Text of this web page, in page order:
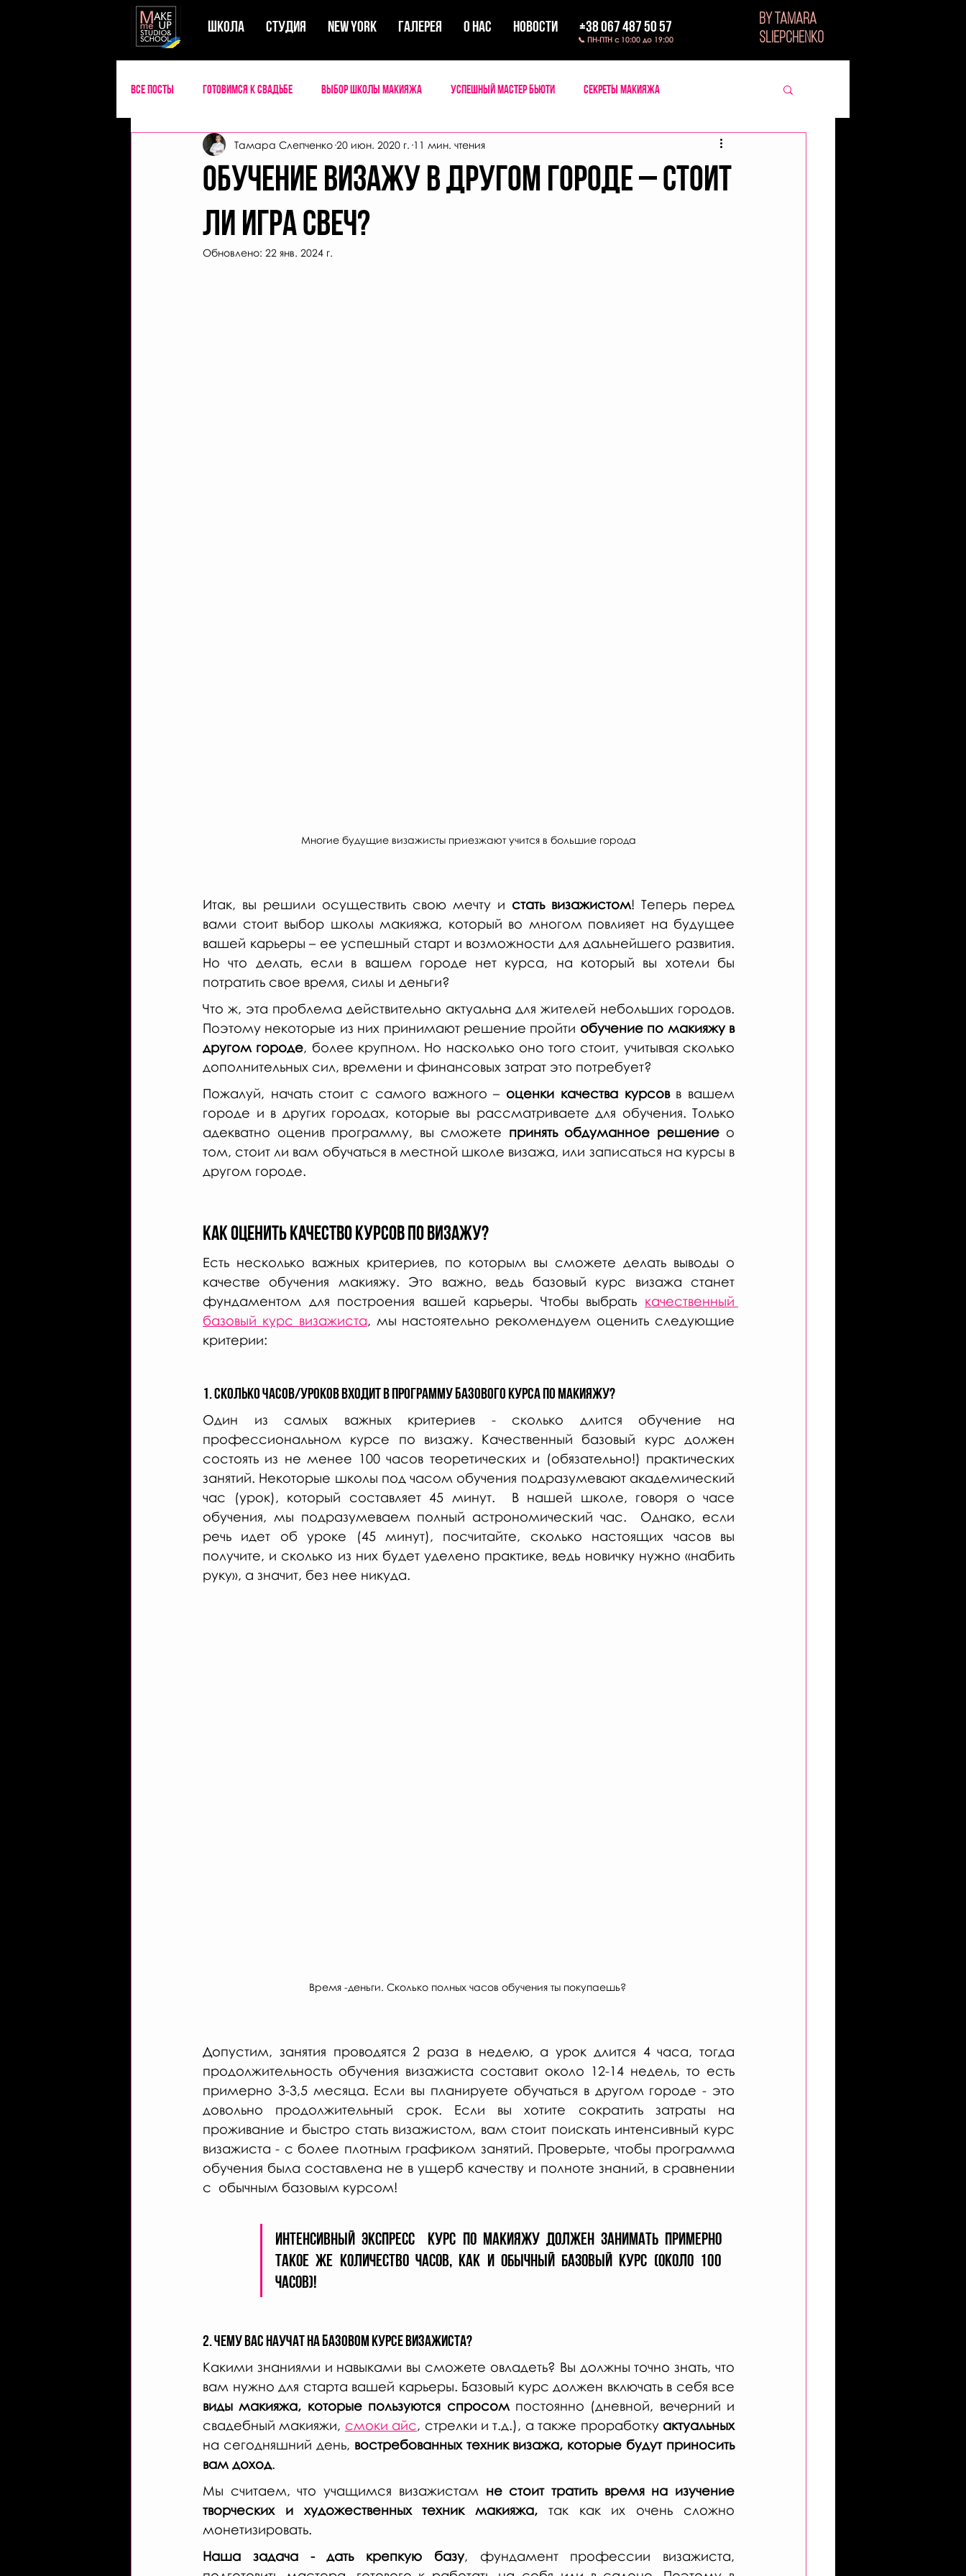
ШКОЛА СТУДИЯ New York ГАЛЕРЕЯ О НАС НОВОСТИ +38 067 487 50 57
📞 ПН-ПТН с 10:00 до 19:00
BY TAMARA
SLIEPCHENKO
Все посты Готовимся к свадьбе Выбор школы макияжа Успешный мастер бьюти Секреты макияжа
Словарь визажиста
Обучение визажу в другом городе – стоит
ли игра свеч?
Тамара Слепченко 20 июн. 2020 г. 11 мин. чтения
Обновлено: 22 янв. 2024 г.
Многие будущие визажисты приезжают учится в большие города
Итак, вы решили осуществить свою мечту и стать визажистом! Теперь перед
вами стоит выбор школы макияжа, который во многом повлияет на будущее
вашей карьеры – ее успешный старт и возможности для дальнейшего развития.
Но что делать, если в вашем городе нет курса, на который вы хотели бы
потратить свое время, силы и деньги?
Что ж, эта проблема действительно актуальна для жителей небольших городов.
Поэтому некоторые из них принимают решение пройти обучение по макияжу в
другом городе, более крупном. Но насколько оно того стоит, учитывая сколько
дополнительных сил, времени и финансовых затрат это потребует?
Пожалуй, начать стоит с самого важного – оценки качества курсов в вашем
городе и в других городах, которые вы рассматриваете для обучения. Только
адекватно оценив программу, вы сможете принять обдуманное решение о
том, стоит ли вам обучаться в местной школе визажа, или записаться на курсы в
другом городе.
Как оценить качество курсов по визажу?
Есть несколько важных критериев, по которым вы сможете делать выводы о
качестве обучения макияжу. Это важно, ведь базовый курс визажа станет
фундаментом для построения вашей карьеры. Чтобы выбрать качественный
базовый курс визажиста, мы настоятельно рекомендуем оценить следующие
критерии:
1. Сколько часов/уроков входит в программу базового курса по макияжу?
Один из самых важных критериев - сколько длится обучение на
профессиональном курсе по визажу. Качественный базовый курс должен
состоять из не менее 100 часов теоретических и (обязательно!) практических
занятий. Некоторые школы под часом обучения подразумевают академический
час (урок), который составляет 45 минут.
В нашей школе, говоря о часе
обучения, мы подразумеваем полный астрономический час.  Однако, если
речь идет об уроке (45 минут), посчитайте, сколько настоящих часов вы
получите, и сколько из них будет уделено практике, ведь новичку нужно «набить
руку», а значит, без нее никуда.
Время -деньги. Сколько полных часов обучения ты покупаешь?
Допустим, занятия проводятся 2 раза в неделю, а урок длится 4 часа, тогда
продолжительность обучения визажиста составит около 12-14 недель, то есть
примерно 3-3,5 месяца. Если вы планируете обучаться в другом городе - это
довольно продолжительный срок. Если вы хотите сократить затраты на
проживание и быстро стать визажистом, вам стоит поискать интенсивный курс
визажиста - с более плотным графиком занятий. Проверьте, чтобы программа
обучения была составлена не в ущерб качеству и полноте знаний, в сравнении
с  обычным базовым курсом!
Интенсивный экспресс
курс по макияжу должен занимать примерно
такое же количество часов, как и обычный базовый курс (около 100
часов)!
2. Чему вас научат на базовом курсе визажиста?
Какими знаниями и навыками вы сможете овладеть? Вы должны точно знать, что
виды макияжа, которые пользуются спросом постоянно (дневной, вечерний и
свадебный макияжи, смоки айс, стрелки и т.д.), а также проработку
на сегодняшний день, востребованных техник визажа, которые будут приносить
вам доход.
Мы считаем, что учащимся визажистам не стоит тратить время на изучение
творческих и художественных техник макияжа, так как их очень сложно
монетизировать.
Наша задача - дать крепкую базу, фундамент профессии визажиста,